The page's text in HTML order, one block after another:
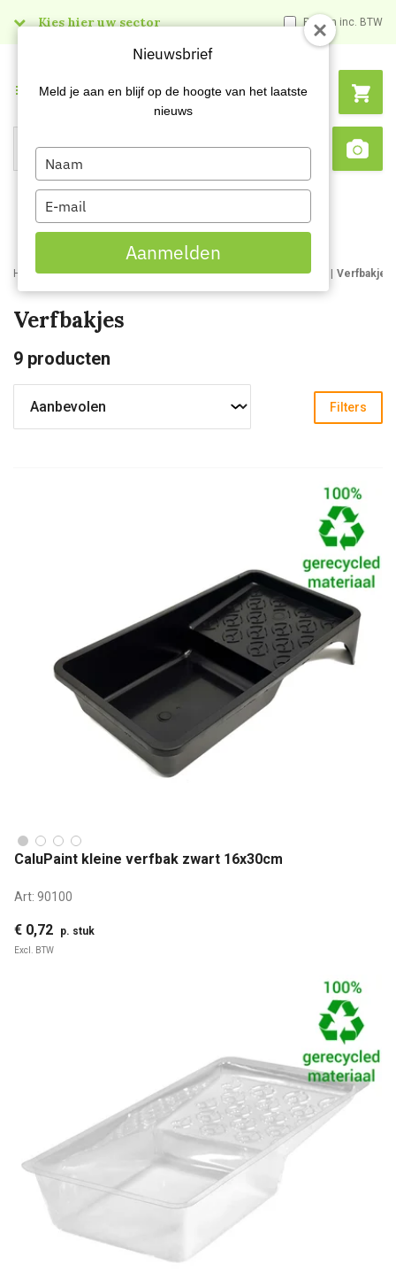
Kies hier uw sector Prijzen inc. BTW
Search
Menu
Home Webshop Schildersartikelen Schildersbenodigdheden Verfbakjes
Verfbakjes
9 producten
Filters
CaluPaint kleine verfbak zwart 16x30cm
Art: 90100
€ 0,72 p. stuk
Excl. BTW
Nieuwsbrief
Meld je aan en blijf op de hoogte van het laatste
nieuws
Type
your
name
Type
your
email
Aanmelden